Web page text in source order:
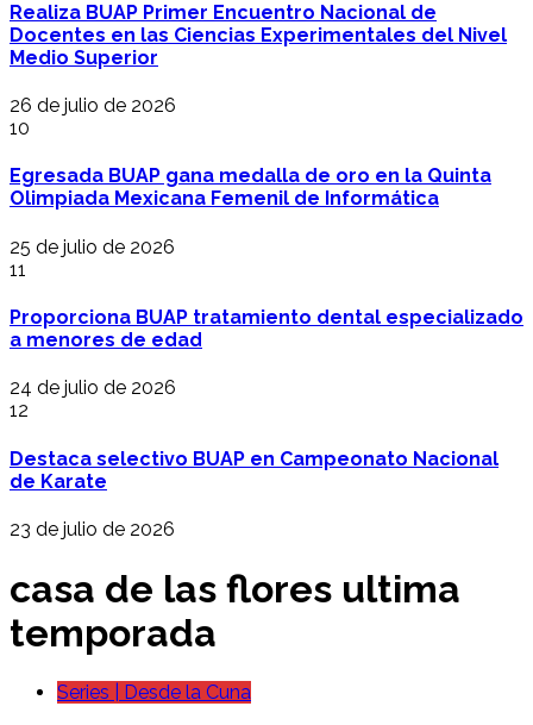
Realiza BUAP Primer Encuentro Nacional de
Docentes en las Ciencias Experimentales del Nivel
Medio Superior
26 de julio de 2026
10
Egresada BUAP gana medalla de oro en la Quinta
Olimpiada Mexicana Femenil de Informática
25 de julio de 2026
11
Proporciona BUAP tratamiento dental especializado
a menores de edad
24 de julio de 2026
12
Destaca selectivo BUAP en Campeonato Nacional
de Karate
23 de julio de 2026
casa de las flores ultima
temporada
Series | Desde la Cuna